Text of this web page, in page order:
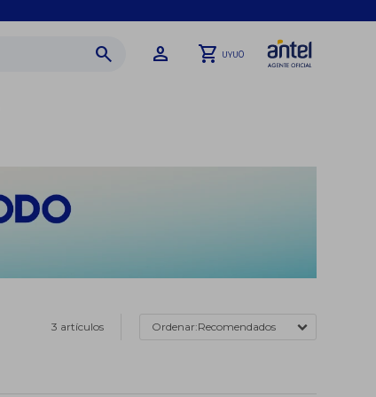
UYU0
3 artículos Recomendados